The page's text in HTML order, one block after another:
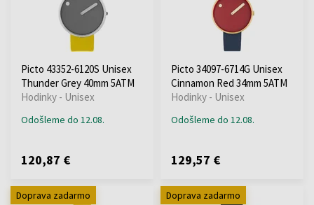
Picto 43352-6120S Unisex
Thunder Grey 40mm 5ATM
Hodinky - Unisex
Odošleme do 12.08.
120,87 €
Picto 34097-6714G Unisex
Cinnamon Red 34mm 5ATM
Hodinky - Unisex
Odošleme do 12.08.
129,57 €
Doprava zadarmo Doprava zadarmo